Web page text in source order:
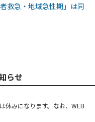
救急・地域急性期」は同
らせ
休みになります。なお、WEB